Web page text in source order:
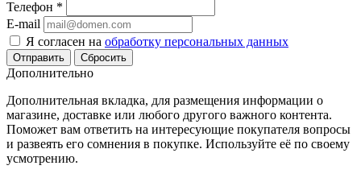
Телефон *
E-mail
Я согласен на обработку персональных данных
Сбросить
Дополнительно
Дополнительная вкладка, для размещения информации о
магазине, доставке или любого другого важного контента.
Поможет вам ответить на интересующие покупателя вопросы
и развеять его сомнения в покупке. Используйте её по своему
усмотрению.